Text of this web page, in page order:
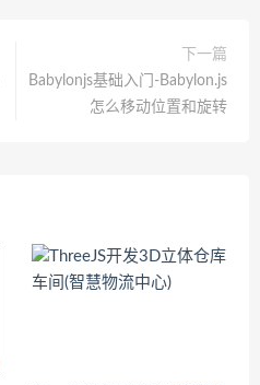
下一篇
Babylonjs基础入门-Babylon.js
怎么移动位置和旋转